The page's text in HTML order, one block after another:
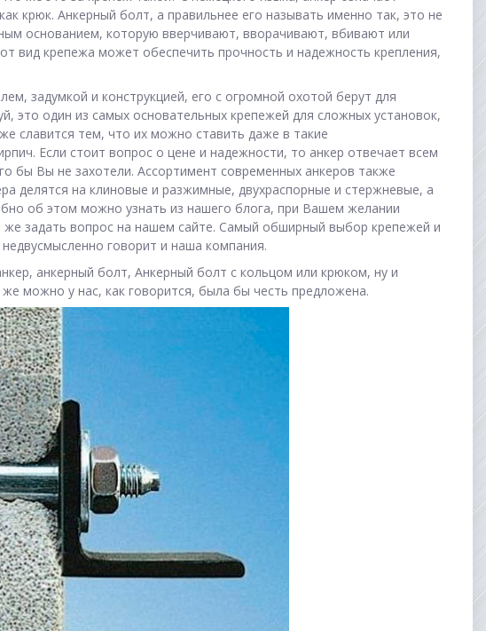
крюк. Анкерный болт, а правильнее его называть именно так, это не
основанием, которую вверчивают, вворачивают, вбивают или
вид крепежа может обеспечить прочность и надежность крепления,
задумкой и конструкцией, его с огромной охотой берут для
это один из самых основательных крепежей для сложных установок,
славится тем, что их можно ставить даже в такие
Если стоит вопрос о цене и надежности, то анкер отвечает всем
бы Вы не захотели. Ассортимент современных анкеров также
делятся на клиновые и разжимные, двухраспорные и стержневые, а
об этом можно узнать из нашего блога, при Вашем желании
задать вопрос на нашем сайте. Самый обширный выбор крепежей и
говорит и наша компания.
анкерный болт, Анкерный болт с кольцом или крюком, ну и
можно у нас, как говорится, была бы честь предложена.